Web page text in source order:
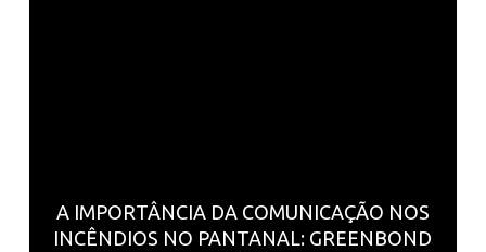
A IMPORTÂNCIA DA COMUNICAÇÃO NOS
INCÊNDIOS NO PANTANAL: GREENBOND